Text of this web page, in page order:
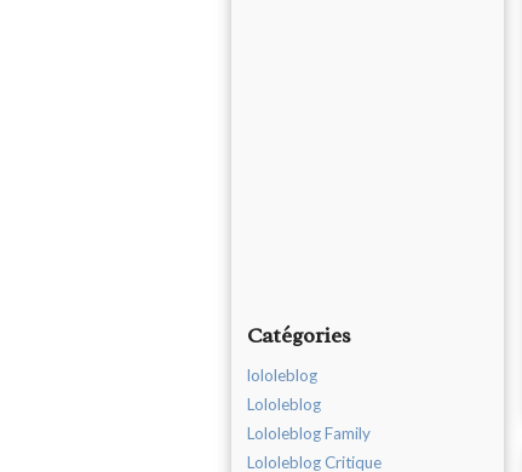
Catégories
lololeblog
Lololeblog
Lololeblog Family
Lololeblog Critique